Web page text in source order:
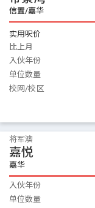
信置/嘉华
实用呎价
比上月
入伙年份
单位数量
校网/校区
将军澳
嘉悦
嘉华
入伙年份
单位数量